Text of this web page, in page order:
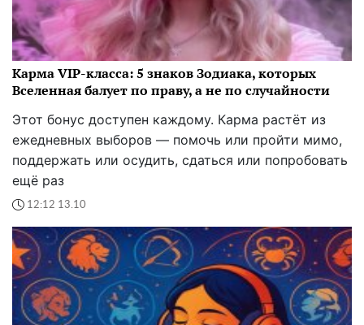
Карма VIP-класса: 5 знаков Зодиака, которых
Вселенная балует по праву, а не по случайности
Этот бонус доступен каждому. Карма растёт из
ежедневных выборов — помочь или пройти мимо,
поддержать или осудить, сдаться или попробовать
ещё раз
12:12 13.10